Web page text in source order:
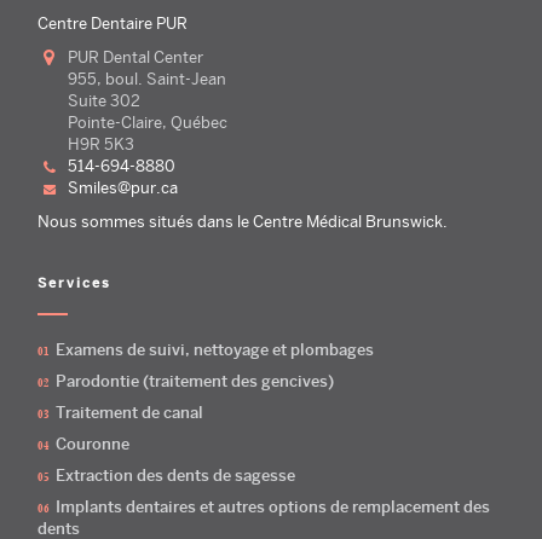
Centre Dentaire PUR
PUR Dental Center
955, boul. Saint-Jean
Suite 302
Pointe-Claire, Québec
H9R 5K3
514-694-8880
smiles@pur.ca
Nous sommes situés dans le Centre Médical Brunswick.
Services
Examens de suivi, nettoyage et plombages
Parodontie (traitement des gencives)
Traitement de canal
Couronne
Extraction des dents de sagesse
Implants dentaires et autres options de remplacement des
dents